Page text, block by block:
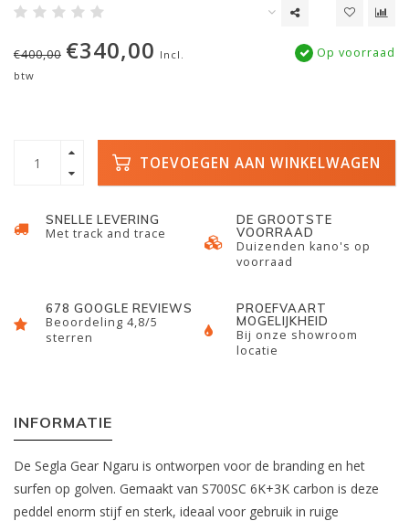
€400,00 €340,00 Incl.
btw
Op voorraad
TOEVOEGEN AAN WINKELWAGEN
SNELLE LEVERING
Met track and trace
DE GROOTSTE
VOORRAAD
Duizenden kano's op
voorraad
678 GOOGLE REVIEWS
Beoordeling 4,8/5
sterren
PROEFVAART
MOGELIJKHEID
Bij onze showroom
locatie
INFORMATIE
De Segla Gear Ngaru is ontworpen voor de branding en het
surfen op golven. Gemaakt van S700SC 6K+3K carbon is deze
peddel enorm stijf en sterk, ideaal voor gebruik in ruige